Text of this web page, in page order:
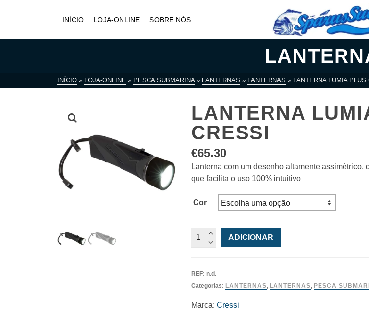
INÍCIO LOJA-ONLINE SOBRE NÓS
INÍCIO » LOJA-ONLINE » PESCA SUBMARINA » LANTERNAS » LANTERNAS » LANTERNA LUMIA PLUS
LANTERNA
CRESSI
€65.30
Lanterna com um desenho altamente assimétrico,
que facilita o uso 100% intuitivo
Cor
Quantidade
ADICIONAR
REF:n.d.
Categorias: LANTERNAS, LANTERNAS, PESCA
Marca: Cressi